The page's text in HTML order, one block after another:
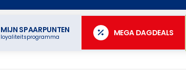
MIJN SPAARPUNTEN
loyaliteitsprogramma MEGA DAGDEALS